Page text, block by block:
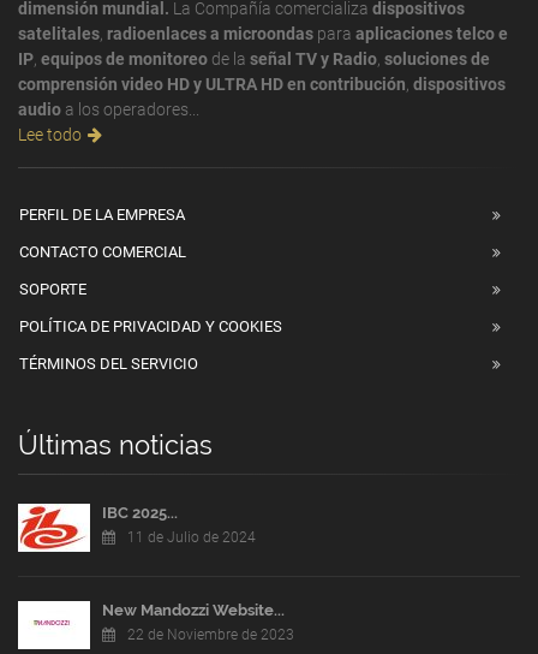
dimensión mundial. La Compañía comercializa dispositivos
satelitales radioenlaces a microondas para aplicaciones telco e
IP equipos de monitoreo de la señal TV y Radio soluciones de
comprensión video HD y ULTRA HD en contribución dispositivos
audio a los operadores...
Lee todo
PERFIL DE LA EMPRESA
CONTACTO COMERCIAL
SOPORTE
POLÍTICA DE PRIVACIDAD Y COOKIES
TÉRMINOS DEL SERVICIO
Últimas noticias
IBC 2025...
11 de Julio de 2024
New Mandozzi Website...
22 de Noviembre de 2023